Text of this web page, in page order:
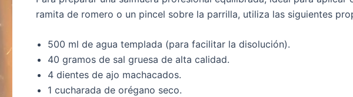
ramita de romero o un pincel sobre la parrilla, utiliza las siguientes
500 ml de agua templada (para facilitar la disolución).
40 gramos de sal gruesa de alta calidad.
4 dientes de ajo machacados.
1 cucharada de orégano seco.